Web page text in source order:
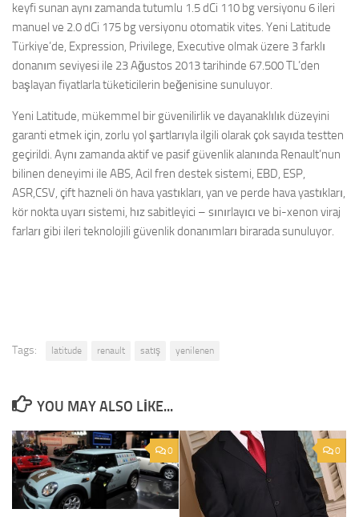
keyfi sunan aynı zamanda tutumlu 1.5 dCi 110 bg versiyonu 6 ileri
manuel ve 2.0 dCi 175 bg versiyonu otomatik vites. Yeni Latitude
Türkiye’de, Expression, Privilege, Executive olmak üzere 3 farklı
donanım seviyesi ile 23 Ağustos 2013 tarihinde 67.500 TL’den
başlayan fiyatlarla tüketicilerin beğenisine sunuluyor.
Yeni Latitude, mükemmel bir güvenilirlik ve dayanaklılık düzeyini
garanti etmek için, zorlu yol şartlarıyla ilgili olarak çok sayıda testten
geçirildi. Aynı zamanda aktif ve pasif güvenlik alanında Renault’nun
bilinen deneyimi ile ABS, Acil fren destek sistemi, EBD, ESP,
ASR,CSV, çift hazneli ön hava yastıkları, yan ve perde hava yastıkları,
kör nokta uyarı sistemi, hız sabitleyici – sınırlayıcı ve bi-xenon viraj
farları gibi ileri teknolojili güvenlik donanımları birarada sunuluyor.
Tags: latitude renault satış yenilenen
YOU MAY ALSO LIKE...
0 0